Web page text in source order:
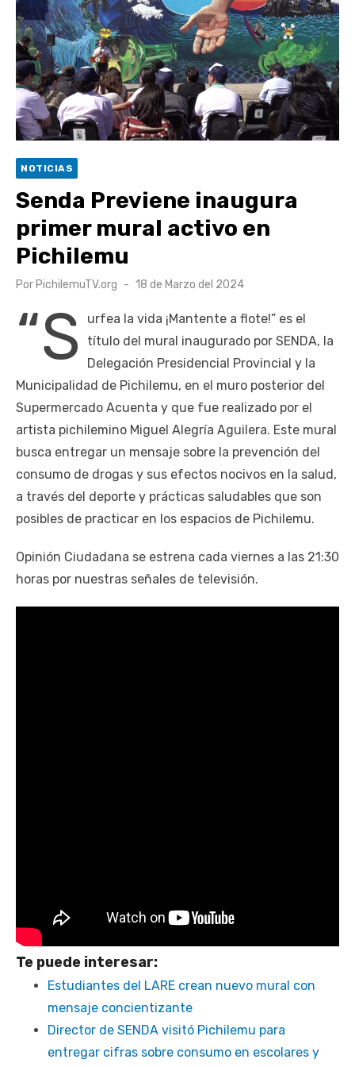
escuela comunitaria
Cóctel de Sábado: Emprendimiento y floricultura con María
Lina Fermandois y Luis Polanco
Seis comunas de O’Higgins inician la construcción
participativa del Plan Local de Restauración del Secano
Costero Nilahue
segunda clasificatoria
Retrospectiva 2026 | Capítulo 03: lessons on flight – Cecilia
Araneda
NOTICIAS
Senda Previene inaugura
primer mural activo en
Pichilemu
Por PichilemuTV.org
Publicado
18 de Marzo del 2024
“S
urfea la vida ¡Mantente a flote!” es el
título del mural inaugurado por SENDA, la
Delegación Presidencial Provincial y la
Municipalidad de Pichilemu, en el muro posterior del
Supermercado Acuenta y que fue realizado por el
artista pichilemino Miguel Alegría Aguilera. Este mural
busca entregar un mensaje sobre la prevención del
consumo de drogas y sus efectos nocivos en la salud,
a través del deporte y prácticas saludables que son
posibles de practicar en los espacios de Pichilemu.
Opinión Ciudadana se estrena cada viernes a las 21:30
horas por nuestras señales de televisión.
Te puede interesar:
Estudiantes del LARE crean nuevo mural con
mensaje concientizante
Director de SENDA visitó Pichilemu para
entregar cifras sobre consumo en escolares y